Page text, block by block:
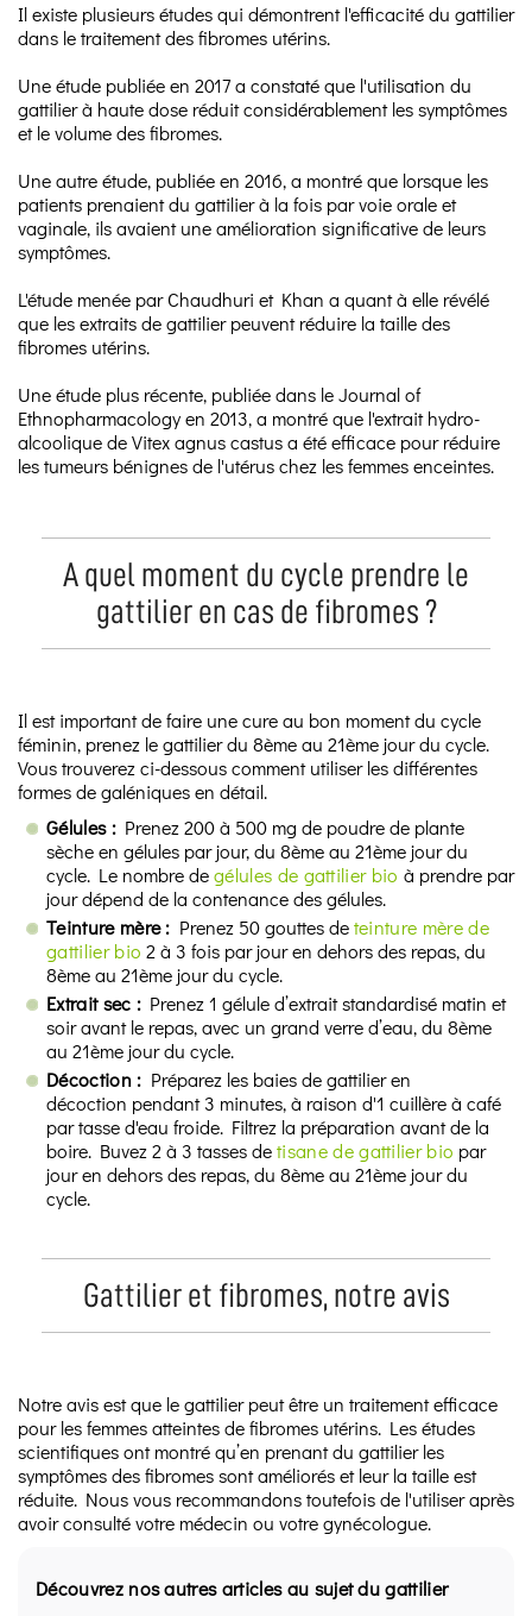
Il existe plusieurs études qui démontrent l'efficacité du gattilier
dans le traitement des fibromes utérins.
Une étude publiée en 2017 a constaté que l'utilisation du
gattilier à haute dose réduit considérablement les symptômes
et le volume des fibromes.
Une autre étude, publiée en 2016, a montré que lorsque les
patients prenaient du gattilier à la fois par voie orale et
vaginale, ils avaient une amélioration significative de leurs
symptômes.
L'étude menée par Chaudhuri et Khan a quant à elle révélé
que les extraits de gattilier peuvent réduire la taille des
fibromes utérins.
Une étude plus récente, publiée dans le Journal of
Ethnopharmacology en 2013, a montré que l'extrait hydro-
alcoolique de Vitex agnus castus a été efficace pour réduire
les tumeurs bénignes de l'utérus chez les femmes enceintes.
A quel moment du cycle prendre le
gattilier en cas de fibromes ?
Il est important de faire une cure au bon moment du cycle
féminin, prenez le gattilier du 8ème au 21ème jour du cycle.
Vous trouverez ci-dessous comment utiliser les différentes
formes de galéniques en détail.
Gélules :Prenez 200 à 500 mg de poudre de plante
sèche en gélules par jour, du 8ème au 21ème jour du
cycle. Le nombre degélules de gattilier bio à prendre par
jour dépend de la contenance des gélules.
Teinture mère : Prenez 50 gouttes deteinture mère de
gattilier bio 2 à 3 fois par jour en dehors des repas, du
8ème au 21ème jour du cycle.
Extrait sec : Prenez 1 gélule d’extrait standardisé matin et
soir avant le repas, avec un grand verre d’eau, du 8ème
au 21ème jour du cycle.
Décoction : Préparez les baies de gattilier en
décoction pendant 3 minutes, à raison d'1 cuillère à café
par tasse d'eau froide. Filtrez la préparation avant de la
boire. Buvez 2 à 3 tasses detisane de gattilier bio par
jour en dehors des repas, du 8ème au 21ème jour du
cycle.
Gattilier et fibromes, notre avis
Notre avis est que le gattilier peut être un traitement efficace
pour les femmes atteintes de fibromes utérins. Les études
scientifiques ont montré qu’en prenant du gattilier les
symptômes des fibromes sont améliorés et leur la taille est
réduite. Nous vous recommandons toutefois de l'utiliser après
avoir consulté votre médecin ou votre gynécologue.
Découvrez nos autres articles au sujet du gattilier